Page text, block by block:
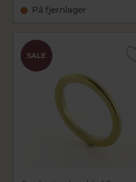
På fjernlager
SALE